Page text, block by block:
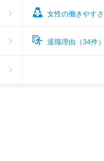
女性の働きやすさ
退職理由（34件）